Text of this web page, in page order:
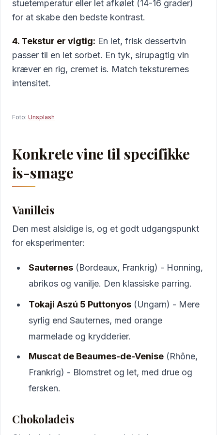
stuetemperatur eller let afkølet (14-16 grader)
for at skabe den bedste kontrast.
4. Tekstur er vigtig: En let, frisk dessertvin
passer til en let sorbet. En tyk, sirupagtig vin
kræver en rig, cremet is. Match teksturernes
intensitet.
Foto: Unsplash
Konkrete vine til specifikke
is-smage
Vanilleis
Den mest alsidige is, og et godt udgangspunkt
for eksperimenter:
Sauternes (Bordeaux, Frankrig) - Honning,
abrikos og vanilje. Den klassiske parring.
Tokaji Aszú 5 Puttonyos (Ungarn) - Mere
syrlig end Sauternes, med orange
marmelade og krydderier.
Muscat de Beaumes-de-Venise (Rhône,
Frankrig) - Blomstret og let, med drue og
fersken.
Chokoladeis